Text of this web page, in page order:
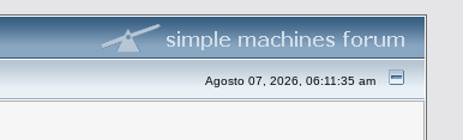
Agosto 07, 2026, 06:11:35 am